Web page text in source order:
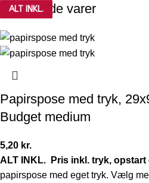
Relaterede varer
ALT INKL.
Papirspose med tryk,
Budget medium
5,20 kr.
ALT INKL.
Pris inkl. tryk, opstart
papirspose med eget tryk. Vælg
ALT INKL.
ALT INKL.
ALT INKL.
ALT INKL.
ALT INKL.
ALT INKL.
ALT INKL.